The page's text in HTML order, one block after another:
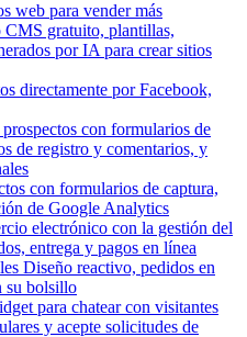
web para vender más
CMS gratuito, plantillas,
por IA para crear sitios
directamente por Facebook,
con formularios de
de registro y comentarios, y
con formularios de captura,
de Google Analytics
electrónico con la gestión del
entrega y pagos en línea
Diseño reactivo, pedidos en
su bolsillo
para chatear con visitantes
y acepte solicitudes de